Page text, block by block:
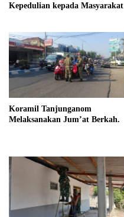
Kepedulian kepada Masyarakat
Koramil Tanjunganom
Melaksanakan Jum’at Berkah.